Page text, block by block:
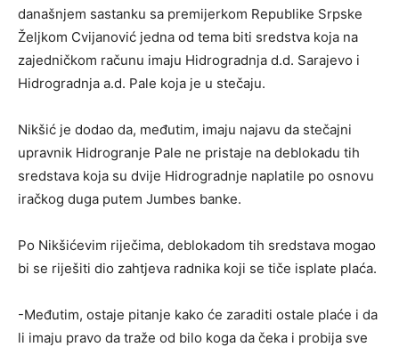
današnjem sastanku sa premijerkom Republike Srpske
Željkom Cvijanović jedna od tema biti sredstva koja na
zajedničkom računu imaju Hidrogradnja d.d. Sarajevo i
Hidrogradnja a.d. Pale koja je u stečaju.
Nikšić je dodao da, međutim, imaju najavu da stečajni
upravnik Hidrogranje Pale ne pristaje na deblokadu tih
sredstava koja su dvije Hidrogradnje naplatile po osnovu
iračkog duga putem Jumbes banke.
Po Nikšićevim riječima, deblokadom tih sredstava mogao
bi se riješiti dio zahtjeva radnika koji se tiče isplate plaća.
-Međutim, ostaje pitanje kako će zaraditi ostale plaće i da
li imaju pravo da traže od bilo koga da čeka i probija sve